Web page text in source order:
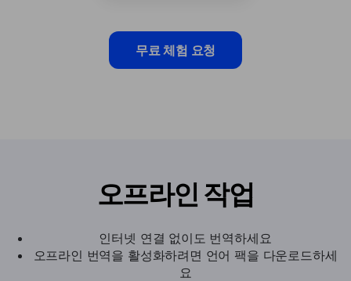
무료 체험 요청
오프라인 작업
인터넷 연결 없이도 번역하세요
오프라인 번역을 활성화하려면 언어 팩을 다운로드하세
요